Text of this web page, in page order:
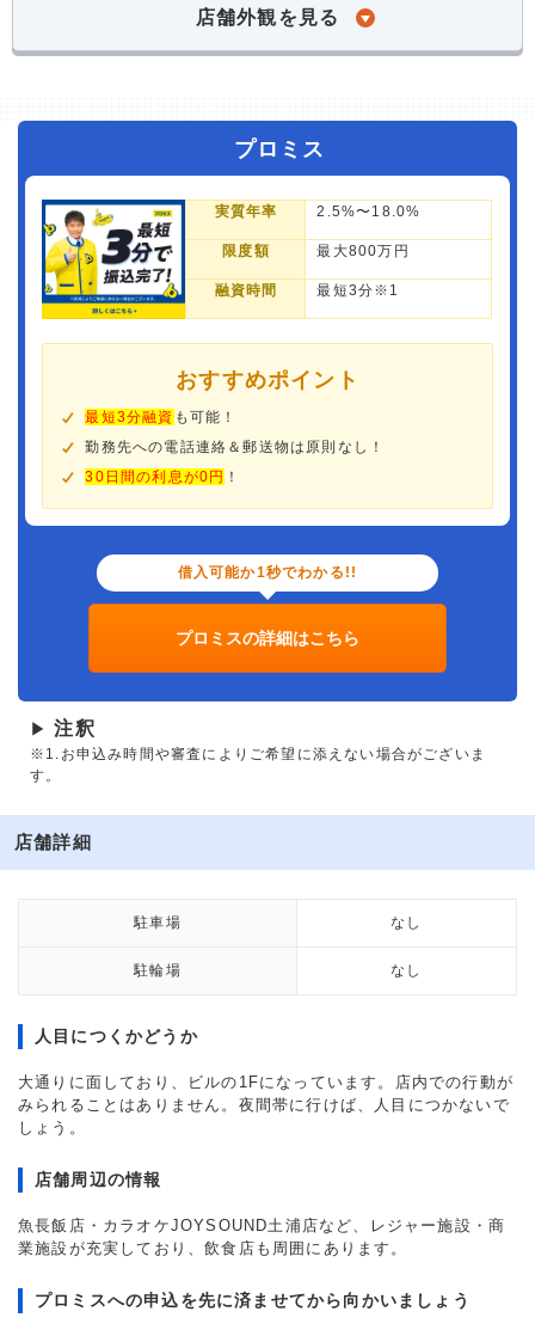
店舗外観を見る
プロミス
実質年率 2.5%〜18.0%
限度額 最大800万円
融資時間 最短3分※1
おすすめポイント
最短3分融資 も可能！
勤務先への電話連絡＆郵送物は原則なし！
30日間の利息が0円 ！
借入可能か1秒でわかる!!
プロミスの詳細はこちら
▶ 注釈
※1.お申込み時間や審査によりご希望に添えない場合がございま
す。
店舗詳細
駐車場 なし
駐輪場 なし
人目につくかどうか
大通りに面しており、ビルの1Fになっています。店内での行動が
みられることはありません。夜間帯に行けば、人目につかないで
しょう。
店舗周辺の情報
魚長飯店・カラオケJOYSOUND土浦店など、レジャー施設・商
業施設が充実しており、飲食店も周囲にあります。
プロミスへの申込を先に済ませてから向かいましょう